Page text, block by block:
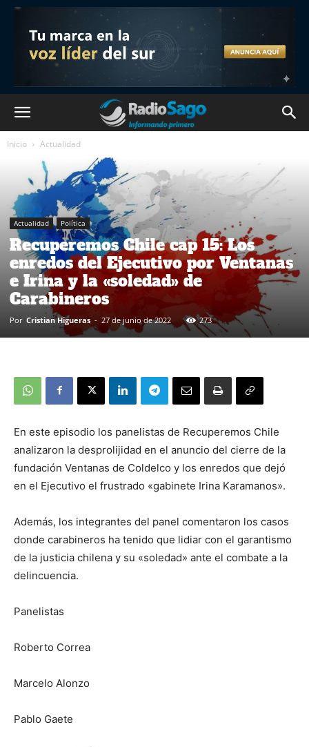
Inicio Actualidad
Actualidad Política
Recuperemos Chile cap 15: Los
enredos del Ejecutivo por Ventanas
e Irina y la «soledad» de
Carabineros
Por Cristian Higueras - 27 de junio de 2022 273
En este episodio los panelistas de Recuperemos Chile
analizaron la desprolijidad en el anuncio del cierre de la
fundación Ventanas de Coldelco y los enredos que dejó
en el Ejecutivo el frustrado «gabinete Irina Karamanos».
Además, los integrantes del panel comentaron los casos
donde carabineros ha tenido que lidiar con el garantismo
de la justicia chilena y su «soledad» ante el combate a la
delincuencia.
Panelistas
Roberto Correa
Marcelo Alonzo
Pablo Gaete